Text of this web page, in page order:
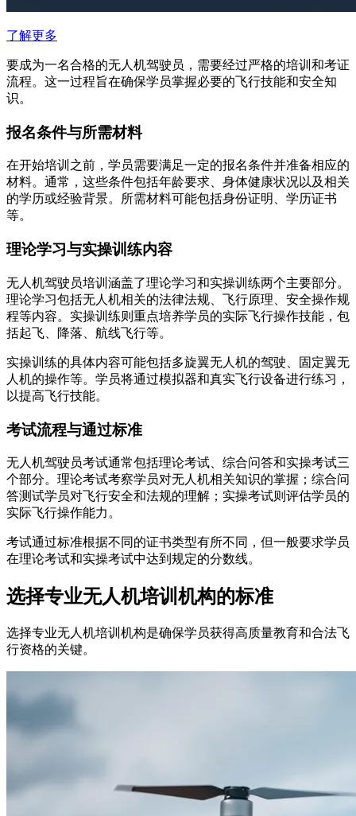
了解更多
要成为一名合格的无人机驾驶员，需要经过严格的培训和考证
流程。这一过程旨在确保学员掌握必要的飞行技能和安全知
识。
报名条件与所需材料
在开始培训之前，学员需要满足一定的报名条件并准备相应的
材料。通常，这些条件包括年龄要求、身体健康状况以及相关
的学历或经验背景。所需材料可能包括身份证明、学历证书
等。
理论学习与实操训练内容
无人机驾驶员培训涵盖了理论学习和实操训练两个主要部分。
理论学习包括无人机相关的法律法规、飞行原理、安全操作规
程等内容。实操训练则重点培养学员的实际飞行操作技能，包
括起飞、降落、航线飞行等。
实操训练的具体内容可能包括多旋翼无人机的驾驶、固定翼无
人机的操作等。学员将通过模拟器和真实飞行设备进行练习，
以提高飞行技能。
考试流程与通过标准
无人机驾驶员考试通常包括理论考试、综合问答和实操考试三
个部分。理论考试考察学员对无人机相关知识的掌握；综合问
答测试学员对飞行安全和法规的理解；实操考试则评估学员的
实际飞行操作能力。
考试通过标准根据不同的证书类型有所不同，但一般要求学员
在理论考试和实操考试中达到规定的分数线。
选择专业无人机培训机构的标准
选择专业无人机培训机构是确保学员获得高质量教育和合法飞
行资格的关键。